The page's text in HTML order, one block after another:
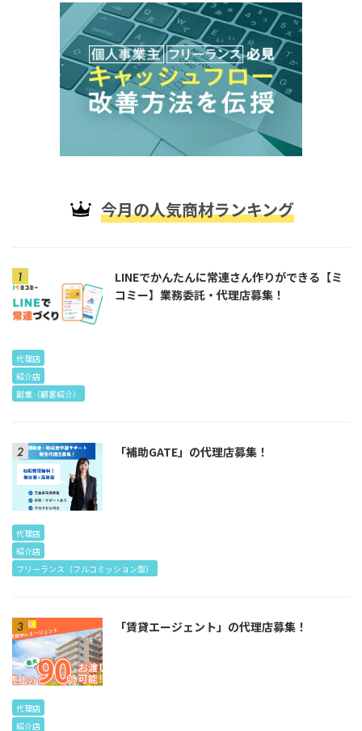
今月の人気商材ランキング
LINEでかんたんに常連さん作りができる【ミ
コミー】業務委託・代理店募集！
代理店
紹介店
副業（顧客紹介）
「補助GATE」の代理店募集！
代理店
紹介店
フリーランス（フルコミッション型）
「賃貸エージェント」の代理店募集！
代理店
紹介店